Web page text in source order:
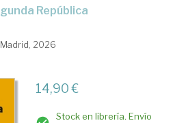
República
2026
14,90 €
Stock en librería. Envío